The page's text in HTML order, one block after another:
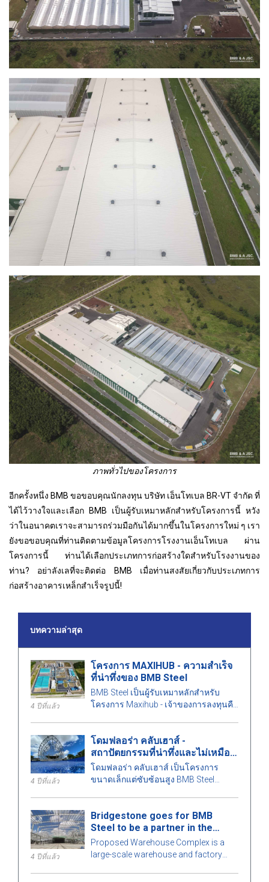
ภาพทั่วไปของโครงการ
อีกครั้งหนึ่ง BMB ขอขอบคุณนักลงทุน บริษัท เอ็นโทเบล BR-VT จำกัด ที่
ได้ไว้วางใจและเลือก BMB เป็นผู้รับเหมาหลักสำหรับโครงการนี้ หวัง
ว่าในอนาคตเราจะสามารถร่วมมือกันได้มากขึ้นในโครงการใหม่ ๆ เรา
ยังขอขอบคุณที่ท่านติดตามข้อมูลโครงการโรงงานเอ็นโทเบล ผ่าน
โครงการนี้ ท่านได้เลือกประเภทการก่อสร้างใดสำหรับโรงงานของ
ท่าน? อย่าลังเลที่จะติดต่อ BMB เมื่อท่านสงสัยเกี่ยวกับประเภทการ
ก่อสร้างอาคารเหล็กสำเร็จรูปนี้!
บทความล่าสุด
4 ปีที่แล้ว
โครงการ MAXIHUB - ความสำเร็จ
ที่น่าทึ่งของ BMB Steel
BMB Steel เป็นผู้รับเหมาหลักสำหรับ
โครงการ Maxihub - เจ้าของการลงทุนคือ
4 ปีที่แล้ว
โดมฟลอร่า คลับเฮาส์ -
สถาปัตยกรรมที่น่าทึ่งและไม่เหมือน
ใคร
โดมฟลอร่า คลับเฮาส์ เป็นโครงการ
ขนาดเล็กแต่ซับซ้อนสูง BMB Steel
สมบูรณ์แบบสูงสุด มาดูกันว่ามีอะไรน่า
สนใจในอาคารเหล็กสำเร็จรูปนี้กับ BMB
Steel ในบทความด้านล่าง!
4 ปีที่แล้ว
Bridgestone goes for BMB
Steel to be a partner in the
Warehouse Complex project
Proposed Warehouse Complex is a
large-scale warehouse and factory